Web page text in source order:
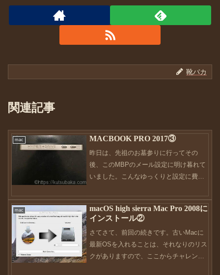
靴バカ
関連記事
mac MACBOOK PRO 2017③
昨日は、先祖のお墓参りに行ってその
後、このMBPのメール設定に明け暮れて
いました。こんなゆっくりと設定に費や
れぐらいのんびりと過ごせているこの環
境に感謝ですね。今まで、色々なメール
が来ていたのを削除したり...
mac
macOS high sierra Mac Pro 2008に
インストール②
さてさて、前回の続きです。古いMacに
最新OSを入れることは、それなりのリス
クがありますので、ここからチャレンジ